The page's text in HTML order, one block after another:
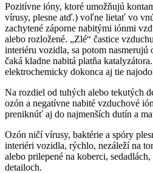
Pozitívne ióny, ktoré umožňujú
vírusy, plesne atď.) voľne lietať vo
zachytené záporne nabitými iónmi
alebo rozložené. „Zlé“ častice
interiéru vozidla, sa potom
čaká kladne nabitá platňa
elektrochemicky dokonca aj tie
Na rozdiel od tuhých alebo tekutých
ozón a negatívne nabité vzduchové
preniknúť aj do najmenších dutín a
Ozón ničí vírusy, baktérie a spóry
interiéri vozidla, rýchlo, nezáleží na
alebo prilepené na koberci,
detailoch.